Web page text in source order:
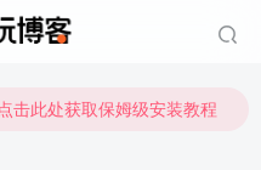
击此处获取保姆级安装教程
击此处获取保姆级安装教程